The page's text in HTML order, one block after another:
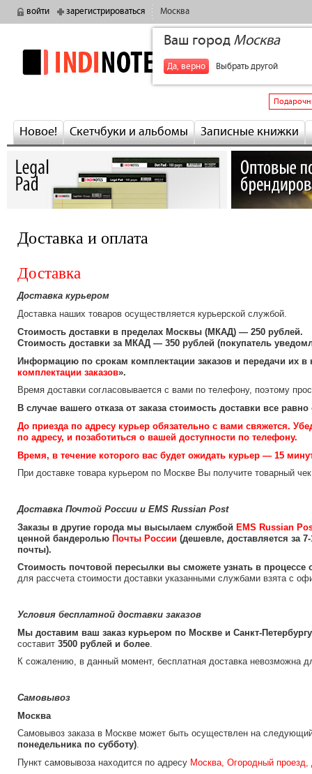
войти зарегистрироваться Москва
Ваш город Москва
Да, верно Выбрать другой
indinotes
Новое! Скетчбуки и альбомы Записные книжки
Доставка и оплата
Доставка
Доставка курьером
Доставка наших товаров осуществляется курьерской службой.
Стоимость доставки в пределах Москвы (МКАД) — 250 рублей.
Стоимость доставки за МКАД — 350 рублей (покупатель
Информацию по срокам комплектации заказов и передачи их
комплектации заказов».
Время доставки согласовывается с вами по телефону, поэтому
В случае вашего отказа от заказа стоимость доставки все
До приезда по адресу курьер обязательно с вами свяжется.
по адресу, и позаботиться о вашей доступности по телефону.
Время, в течение которого вас будет ожидать курьер — 15
При доставке товара курьером по Москве Вы получите товарный
Доставка Почтой России и EMS Russian Post
Заказы в другие города мы высылаем службой EMS Russian
ценной бандеролью Почты России (дешевле, доставляется за
почты).
Cтоимость почтовой пересылки вы сможете узнать в
для рассчета стоимости доставки указанными службами взята с
Условия бесплатной доставки заказов
Мы доставим ваш заказ курьером по Москве и Санкт-
составит 3500 рублей и более
К сожалению, в данный момент, бесплатная доставка невозможна
Самовывоз
Москва
Самовывоз заказа в Москве может быть осуществлен на
понедельника по субботу).
Пункт самовывоза находится по адресу Москва, Огородный проезд,